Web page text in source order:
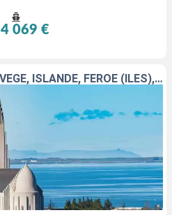
4 069 €
DANEMARK, SUÈDE, NORVÈGE, ISLANDE, FÉROÉ (ÎLES), ROYAUME-UNI, ESTONIE, PAYS-BAS, BELGIQUE, ALLEMAGNE, FINLANDE, FRANCE